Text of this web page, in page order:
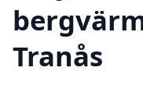
Tranås